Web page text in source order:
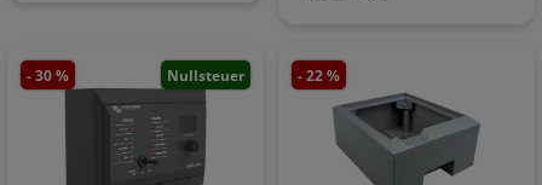
- 30 % Nullsteuer - 22 %